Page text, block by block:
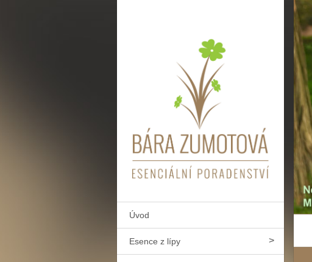
Úvod
Esence z lípy